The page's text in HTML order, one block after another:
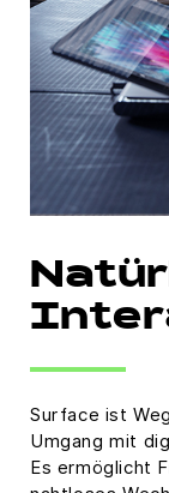
Surface ist
Umgang mit
Es ermöglicht